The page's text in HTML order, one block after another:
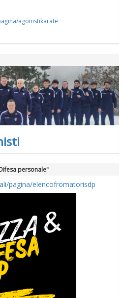
agonistikarate
personale"
pagina/elencofromatorisdp